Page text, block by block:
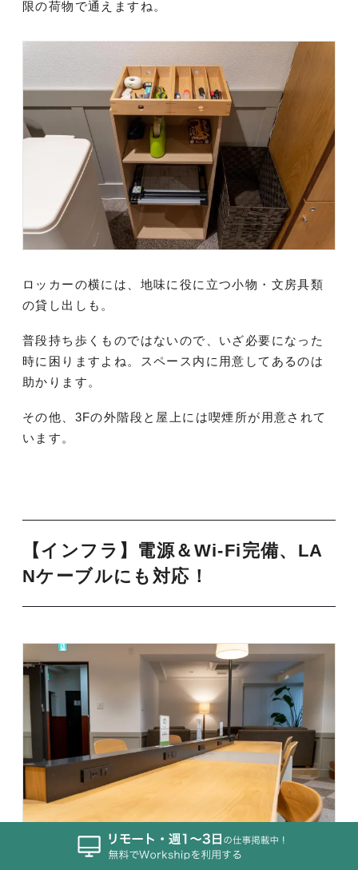
限の荷物で通えますね。
ロッカーの横には、地味に役に立つ小物・文房具類
の貸し出しも。
普段持ち歩くものではないので、いざ必要になった
時に困りますよね。スペース内に用意してあるのは
助かります。
その他、3Fの外階段と屋上には喫煙所が用意されて
います。
【インフラ】電源＆Wi-Fi完備、LA
Nケーブルにも対応！